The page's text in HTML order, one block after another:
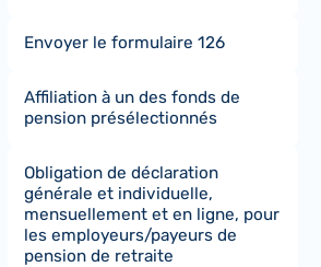
Envoyer le formulaire 126
Affiliation à un des fonds de
pension présélectionnés
Obligation de déclaration
générale et individuelle,
mensuellement et en ligne, pour
les employeurs/payeurs de
pension de retraite